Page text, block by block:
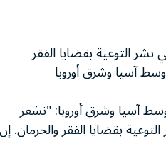
التوعية بقضايا الفقر
آسيا وشرق أوروبا
آسيا وشرق أوروبا: "نشعر
بقضايا الفقر والحرمان. إن